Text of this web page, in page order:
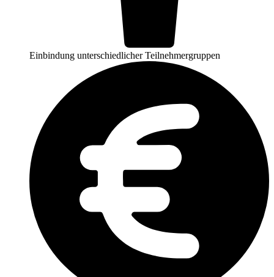
Einbindung unterschiedlicher Teilnehmergruppen